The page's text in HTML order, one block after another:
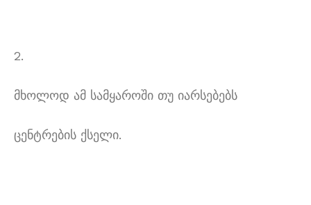
2.
მხოლოდ ამ სამყაროში თუ იარსებებს
ცენტრების ქსელი.